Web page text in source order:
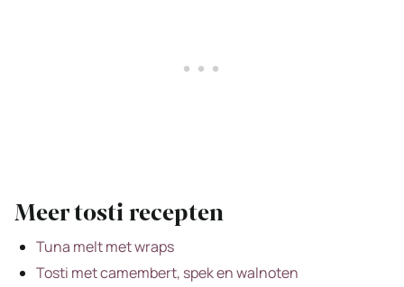
Meer tosti recepten
Tuna melt met wraps
Tosti met camembert, spek en walnoten